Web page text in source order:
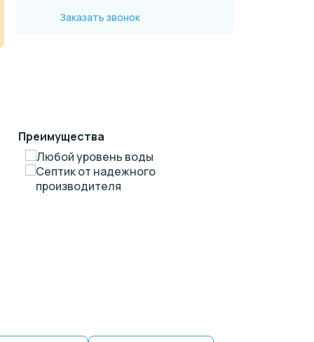
Заказать звонок
Преимущества
Любой уровень воды
Септик от надежного
производителя